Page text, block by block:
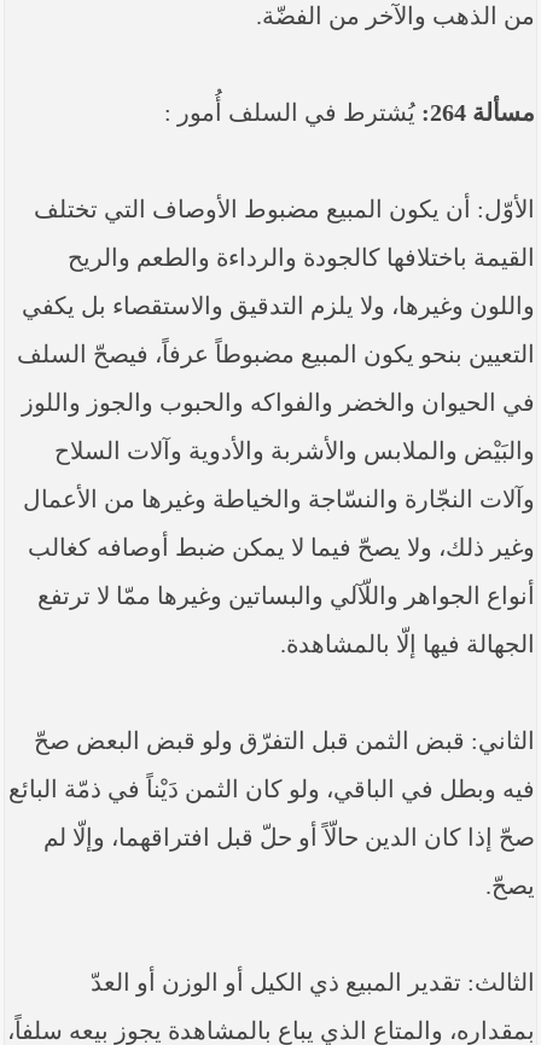
من الذهب والآخر من الفضّة.
مسألة 264: يُشترط في السلف أُمور :
الأوّل: أن يكون المبيع مضبوط الأوصاف التي تختلف
القيمة باختلافها كالجودة والرداءة والطعم والريح
واللون وغيرها، ولا يلزم التدقيق والاستقصاء بل يكفي
التعيين بنحو يكون المبيع مضبوطاً عرفاً، فيصحّ السلف
في الحيوان والخضر والفواكه والحبوب والجوز واللوز
والبَيْض والملابس والأشربة والأدوية وآلات السلاح
وآلات النجّارة والنسّاجة والخياطة وغيرها من الأعمال
وغير ذلك، ولا يصحّ فيما لا يمكن ضبط أوصافه كغالب
أنواع الجواهر واللّآلي والبساتين وغيرها ممّا لا ترتفع
الجهالة فيها إلّا بالمشاهدة.
الثاني: قبض الثمن قبل التفرّق ولو قبض البعض صحّ
فيه وبطل في الباقي، ولو كان الثمن دَيْناً في ذمّة البائع
صحّ إذا كان الدين حالّاً أو حلّ قبل افتراقهما، وإلّا لم
يصحّ.
الثالث: تقدير المبيع ذي الكيل أو الوزن أو العدّ
بمقداره، والمتاع الذي يباع بالمشاهدة يجوز بيعه سلفاً،